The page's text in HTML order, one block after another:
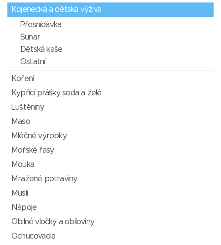
Kojenecká a dětská výživa
Přesnídávka
Sunar
Dětská kaše
Ostatní
Koření
Kypřící prášky, soda a želé
Luštěniny
Maso
Mléčné výrobky
Mořské řasy
Mouka
Mražené potraviny
Müsli
Nápoje
Obilné vločky a obiloviny
Ochucovadla